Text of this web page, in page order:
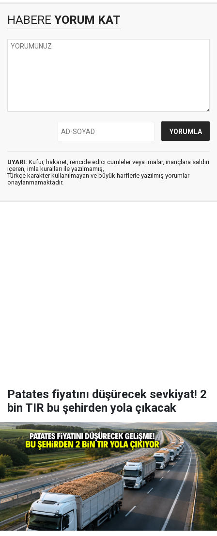
HABERE YORUM KAT
UYARI: Küfür, hakaret, rencide edici cümleler veya imalar, inançlara saldırı
içeren, imla kuralları ile yazılmamış,
Türkçe karakter kullanılmayan ve büyük harflerle yazılmış yorumlar
onaylanmamaktadır.
Patates fiyatını düşürecek sevkiyat! 2
bin TIR bu şehirden yola çıkacak